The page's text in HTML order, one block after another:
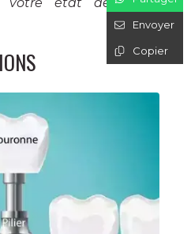
votre état de santé
Envoyer
Copier